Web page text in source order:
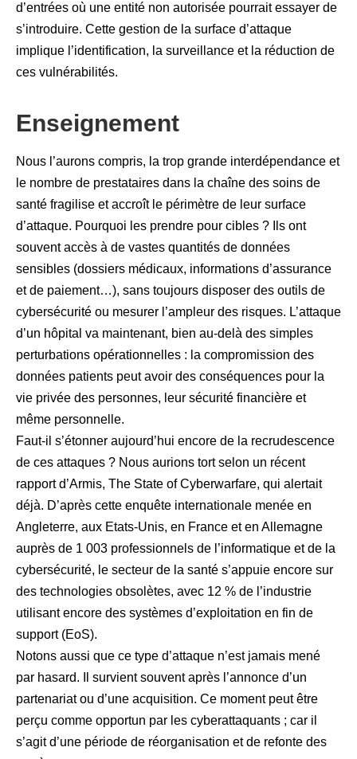
d’entrées où une entité non autorisée pourrait essayer de
s’introduire. Cette gestion de la surface d’attaque
implique l’identification, la surveillance et la réduction de
ces vulnérabilités.
Enseignement
Nous l’aurons compris, la trop grande interdépendance et
le nombre de prestataires dans la chaîne des soins de
santé fragilise et accroît le périmètre de leur surface
d’attaque. Pourquoi les prendre pour cibles ? Ils ont
souvent accès à de vastes quantités de données
sensibles (dossiers médicaux, informations d’assurance
et de paiement…), sans toujours disposer des outils de
cybersécurité ou mesurer l’ampleur des risques. L’attaque
d’un hôpital va maintenant, bien au-delà des simples
perturbations opérationnelles : la compromission des
données patients peut avoir des conséquences pour la
vie privée des personnes, leur sécurité financière et
même personnelle.
Faut-il s’étonner aujourd’hui encore de la recrudescence
de ces attaques ? Nous aurions tort selon un récent
rapport d’Armis, The State of Cyberwarfare, qui alertait
déjà. D’après cette enquête internationale menée en
Angleterre, aux Etats-Unis, en France et en Allemagne
auprès de 1 003 professionnels de l’informatique et de la
cybersécurité, le secteur de la santé s’appuie encore sur
des technologies obsolètes, avec 12 % de l’industrie
utilisant encore des systèmes d’exploitation en fin de
support (EoS).
Notons aussi que ce type d’attaque n’est jamais mené
par hasard. Il survient souvent après l’annonce d’un
partenariat ou d’une acquisition. Ce moment peut être
perçu comme opportun par les cyberattaquants ; car il
s’agit d’une période de réorganisation et de refonte des